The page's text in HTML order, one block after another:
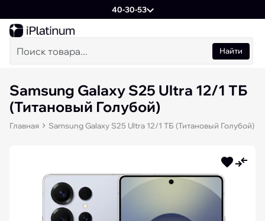
40-30-53
Найти
Samsung Galaxy S25 Ultra 12/1 ТБ
(Титановый Голубой)
Главная Samsung Galaxy S25 Ultra 12/1 ТБ (Титановый Голубой)